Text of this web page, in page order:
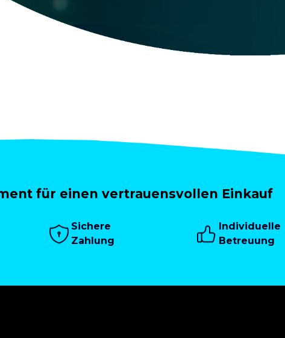
für einen vertrauensvollen Einkauf
Sichere
Zahlung
Individuelle
Betreuung